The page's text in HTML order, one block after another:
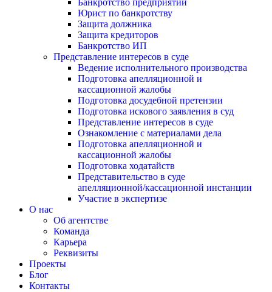
Банкротство предприятий
Юрист по банкротству
Защита должника
Защита кредиторов
Банкротство ИП
Представление интересов в суде
Ведение исполнительного производства
Подготовка апелляционной и
кассационной жалобы
Подготовка досудебной претензии
Подготовка искового заявления в суд
Представление интересов в суде
Ознакомление с материалами дела
Подготовка апелляционной и
кассационной жалобы
Подготовка ходатайств
Представительство в суде
апелляционной/кассационной инстанции
Участие в экспертизе
О нас
Об агентстве
Команда
Карьера
Реквизиты
Проекты
Блог
Контакты